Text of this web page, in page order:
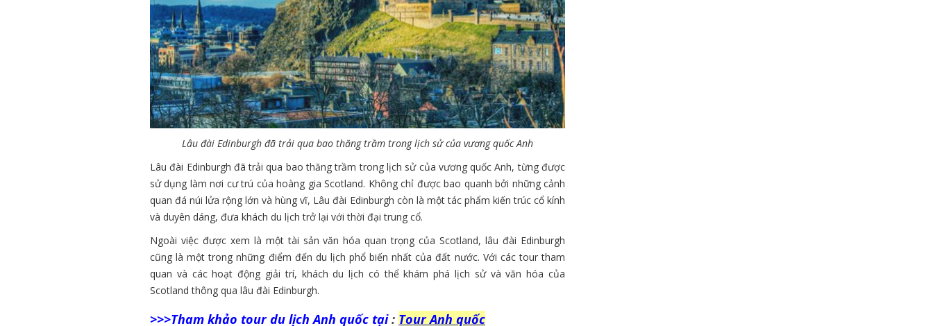
Lâu đài Edinburgh đã trải qua bao thăng trầm trong lịch sử của vương quốc Anh
Lâu đài Edinburgh đã trải qua bao thăng trầm trong lịch sử của vương quốc Anh, từng được
sử dụng làm nơi cư trú của hoàng gia Scotland. Không chỉ được bao quanh bởi những cảnh
quan đá núi lửa rộng lớn và hùng vĩ, Lâu đài Edinburgh còn là một tác phẩm kiến trúc cổ kính
và duyên dáng, đưa khách du lịch trở lại với thời đại trung cổ.
Ngoài việc được xem là một tài sản văn hóa quan trọng của Scotland, lâu đài Edinburgh
cũng là một trong những điểm đến du lịch phổ biến nhất của đất nước. Với các tour tham
quan và các hoạt động giải trí, khách du lịch có thể khám phá lịch sử và văn hóa của
Scotland thông qua lâu đài Edinburgh.
>>>Tham khảo tour du lịch Anh quốc tại: Tour Anh quốc